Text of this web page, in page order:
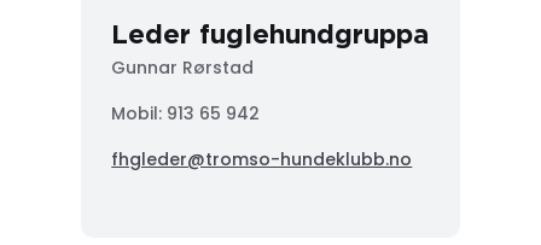
Leder fuglehundgruppa
Gunnar Rørstad
Mobil: 913 65 942
fhgleder@tromso-hundeklubb.no